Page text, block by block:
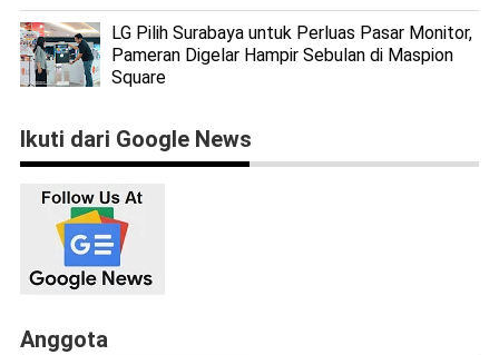
LG Pilih Surabaya untuk Perluas Pasar Monitor,
Pameran Digelar Hampir Sebulan di Maspion
Square
Ikuti dari Google News
Anggota